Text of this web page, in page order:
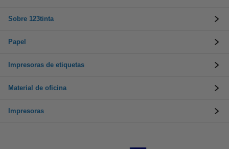
Sobre 123tinta
Papel
Impresoras de etiquetas
Material de oficina
Impresoras